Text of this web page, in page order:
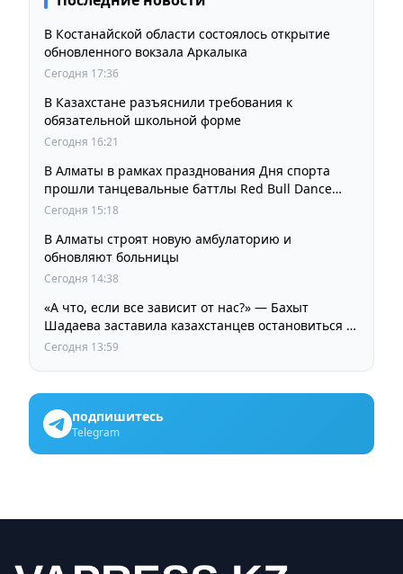
В Костанайской области состоялось открытие
обновленного вокзала Аркалыка
Сегодня 17:36
В Казахстане разъяснили требования к
обязательной школьной форме
Сегодня 16:21
В Алматы в рамках празднования Дня спорта
прошли танцевальные баттлы Red Bull Dance
Your Style
Сегодня 15:18
В Алматы строят новую амбулаторию и
обновляют больницы
Сегодня 14:38
«А что, если все зависит от нас?» — Бахыт
Шадаева заставила казахстанцев остановиться и
задуматься
Сегодня 13:59
подпишитесь
Telegram